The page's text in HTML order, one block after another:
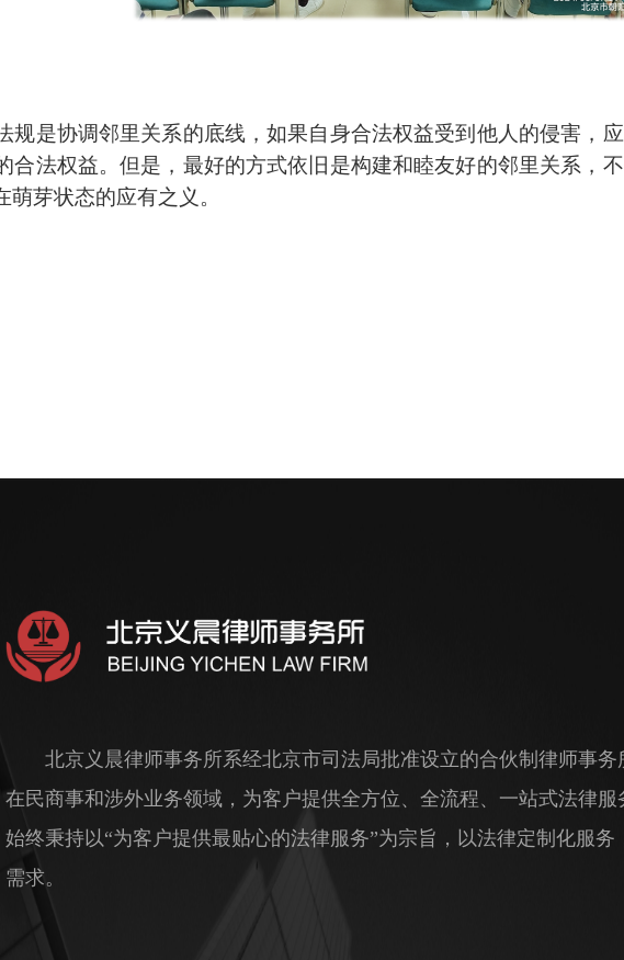
规是协调邻里关系的底线，如果自身合法权益受到他人的侵害，
合法权益。但是，最好的方式依旧是构建和睦友好的邻里关系，
芽状态的应有之义。
北京义晨律师事务所系经北京市司法局批准设立的合伙制律师事
在民商事和涉外业务领域，为客户提供全方位、全流程、一站式法律服
始终秉持以“为客户提供最贴心的法律服务”为宗旨，以法律定制化服务
需求。